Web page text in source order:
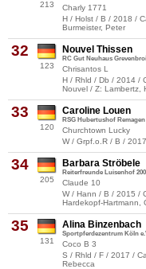
213
Charly 1771
H / Holst / B / 2018 /
Burmeister, Peter
32
123
Nouvel Thissen
RC Gut Neuhaus
Chrisantos L
H / Rhld / Db / 2014 /
Nouvel / Z: Lambertz,
33
120
Caroline Louen
RSG Hubertushof Remagen
Churchtown Lucky
W / Grpf.o.R / B /
34
205
Barbara Ströbele
Reiterfreunde Luisenhof
Claude 10
W / Hann / B / 2015 /
Hardekopf-Hartmann,
35
131
Alina Binzenbach
Sportpferdezentrum Köln
Coco B 3
S / Rhld / F / 2017 /
Rebecca